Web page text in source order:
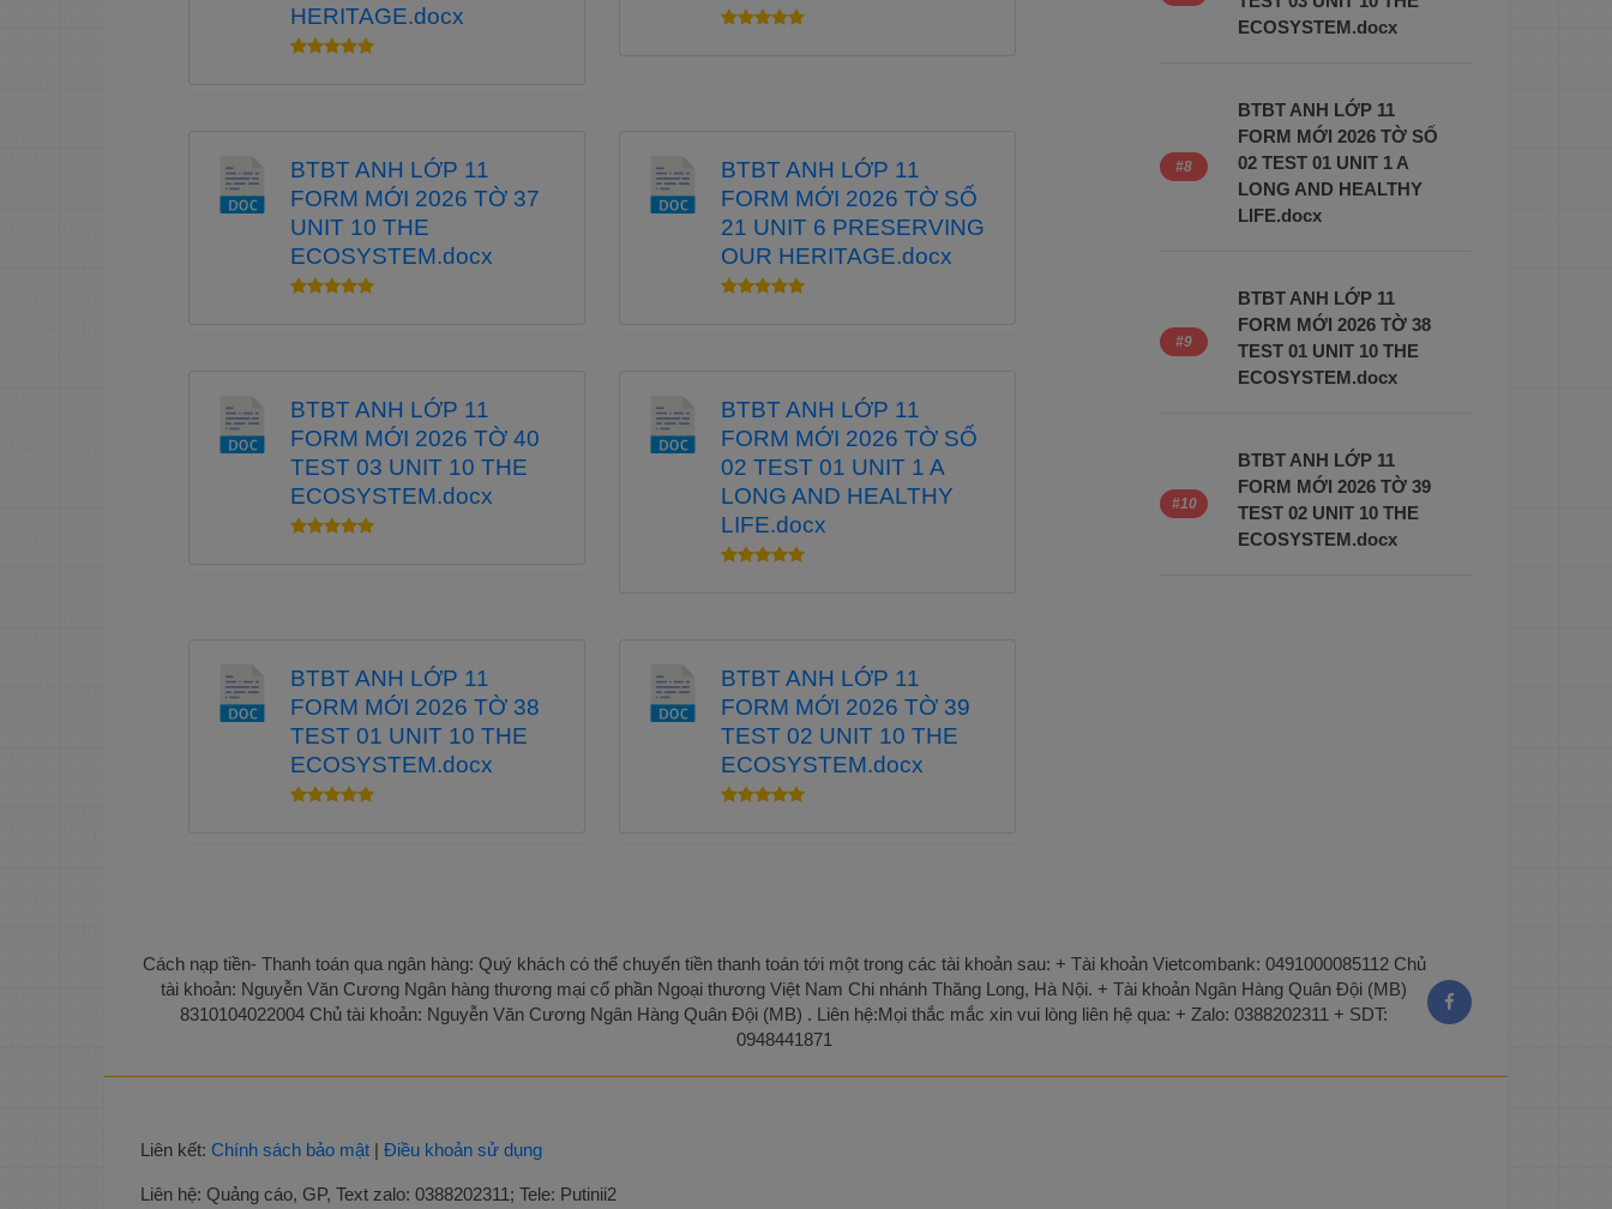
HERITAGE.docx
BTBT ANH LỚP 11
FORM MỚI 2026 TỜ 37
UNIT 10 THE
ECOSYSTEM.docx
BTBT ANH LỚP 11
FORM MỚI 2026 TỜ SỐ
21 UNIT 6 PRESERVING
OUR HERITAGE.docx
BTBT ANH LỚP 11
FORM MỚI 2026 TỜ 40
TEST 03 UNIT 10 THE
ECOSYSTEM.docx
BTBT ANH LỚP 11
FORM MỚI 2026 TỜ SỐ
02 TEST 01 UNIT 1 A
LONG AND HEALTHY
LIFE.docx
BTBT ANH LỚP 11
FORM MỚI 2026 TỜ 38
TEST 01 UNIT 10 THE
ECOSYSTEM.docx
BTBT ANH LỚP 11
FORM MỚI 2026 TỜ 39
TEST 02 UNIT 10 THE
ECOSYSTEM.docx
ECOSYSTEM.docx
BTBT ANH LỚP 11
FORM MỚI 2026 TỜ SỐ
02 TEST 01 UNIT 1 A
LONG AND HEALTHY
LIFE.docx
BTBT ANH LỚP 11
FORM MỚI 2026 TỜ 38
TEST 01 UNIT 10 THE
ECOSYSTEM.docx
BTBT ANH LỚP 11
FORM MỚI 2026 TỜ 39
TEST 02 UNIT 10 THE
ECOSYSTEM.docx
Cách nạp tiền- Thanh toán qua ngân hàng: Quý khách có thể chuyển tiền thanh toán tới một trong các tài khoản sau: + Tài khoản Vietcombank: 0491000085112 Chủ
tài khoản: Nguyễn Văn Cương Ngân hàng thương mại cổ phần Ngoại thương Việt Nam Chi nhánh Thăng Long, Hà Nội. + Tài khoản Ngân Hàng Quân Đội (MB)
8310104022004 Chủ tài khoản: Nguyễn Văn Cương Ngân Hàng Quân Đội (MB) . Liên hệ:Mọi thắc mắc xin vui lòng liên hệ qua: + Zalo: 0388202311 + SDT:
0948441871
Liên kết: Chính sách bảo mật | Điều khoản sử dụng
Liên hệ: Quảng cáo, GP, Text zalo: 0388202311; Tele: Putinii2